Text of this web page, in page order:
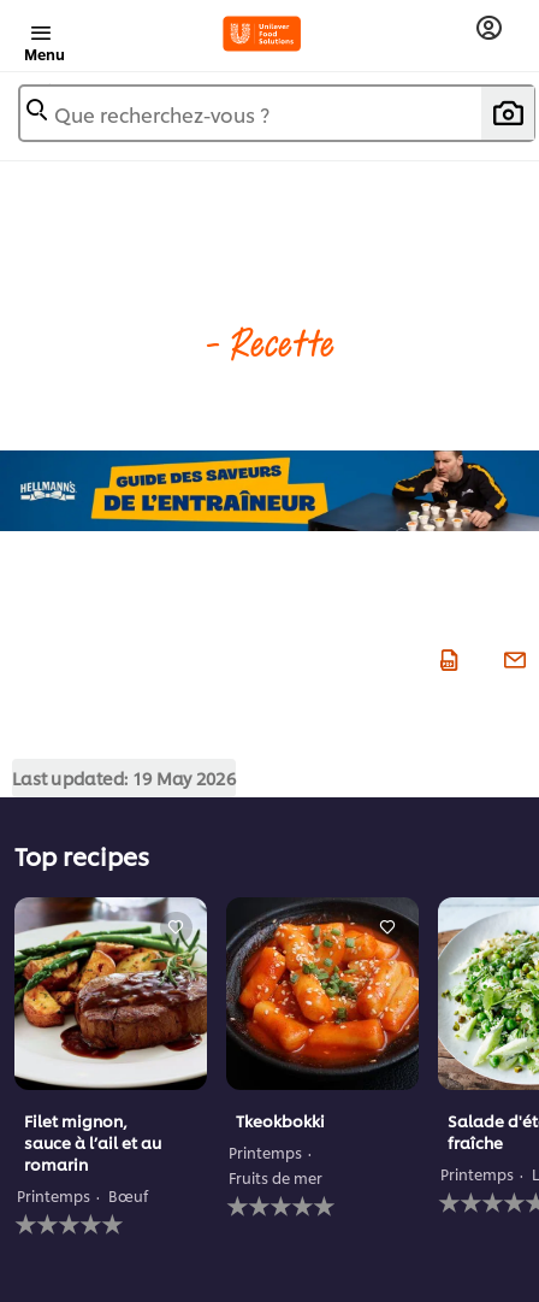
Menu
Que recherchez-vous ?
- Recette
Last updated: 19 May 2026
Top recipes
Filet mignon,
sauce à l’ail et au
romarin
Printemps Bœuf
Aucune
évaluation
Tkeokbokki
Printemps
Fruits de mer
Aucune
évaluation
Salade
fraîche
Printemps
Aucune
évaluation